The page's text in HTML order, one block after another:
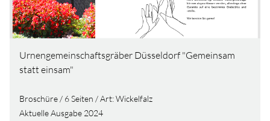
Urnengemeinschaftsgräber Düsseldorf "Gemeinsam
statt einsam"
Broschüre / 6 Seiten / Art: Wickelfalz
Aktuelle Ausgabe 2024